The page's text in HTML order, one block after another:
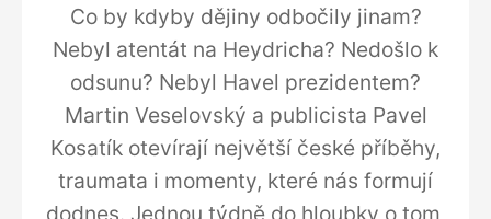
Co by kdyby dějiny odbočily jinam?
Nebyl atentát na Heydricha? Nedošlo k
odsunu? Nebyl Havel prezidentem?
Martin Veselovský a publicista Pavel
Kosatík otevírají největší české příběhy,
traumata i momenty, které nás formují
dodnes. Jednou týdně do hloubky o tom,